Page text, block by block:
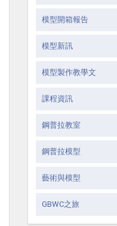
模型開箱報告
模型新訊
模型製作教學文
課程資訊
鋼普拉教室
鋼普拉模型
藝術與模型
GBWC之旅